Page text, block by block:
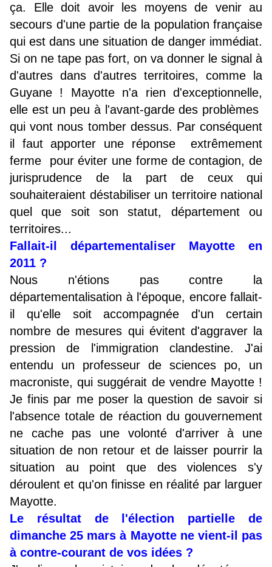
ça. Elle doit avoir les moyens de venir au
secours d'une partie de la population française
qui est dans une situation de danger immédiat.
Si on ne tape pas fort, on va donner le signal à
d'autres dans d'autres territoires, comme la
Guyane ! Mayotte n'a rien d'exceptionnelle,
elle est un peu à l'avant-garde des problèmes
qui vont nous tomber dessus. Par conséquent
il faut apporter une réponse extrêmement
ferme pour éviter une forme de contagion, de
jurisprudence de la part de ceux qui
souhaiteraient déstabiliser un territoire national
quel que soit son statut, département ou
territoires...
Fallait-il départementaliser Mayotte en
2011 ?
Nous n'étions pas contre la
départementalisation à l'époque, encore fallait-
il qu'elle soit accompagnée d'un certain
nombre de mesures qui évitent d'aggraver la
pression de l'immigration clandestine. J'ai
entendu un professeur de sciences po, un
macroniste, qui suggérait de vendre Mayotte !
Je finis par me poser la question de savoir si
l'absence totale de réaction du gouvernement
ne cache pas une volonté d'arriver à une
situation de non retour et de laisser pourrir la
situation au point que des violences s'y
déroulent et qu'on finisse en réalité par larguer
Mayotte.
Le résultat de l'élection partielle de
dimanche 25 mars à Mayotte ne vient-il pas
à contre-courant de vos idées ?